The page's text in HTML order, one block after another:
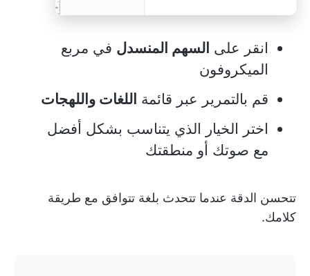
انقر على السهم المنسدل في مربع
الميكروفون
قم بالتمرير عبر قائمة اللغات واللهجات
اختر الخيار الذي يتناسب بشكل أفضل
مع صوتك أو منطقتك
تتحسن الدقة عندما تتحدث بلغة تتوافق مع طريقة
كلامك.